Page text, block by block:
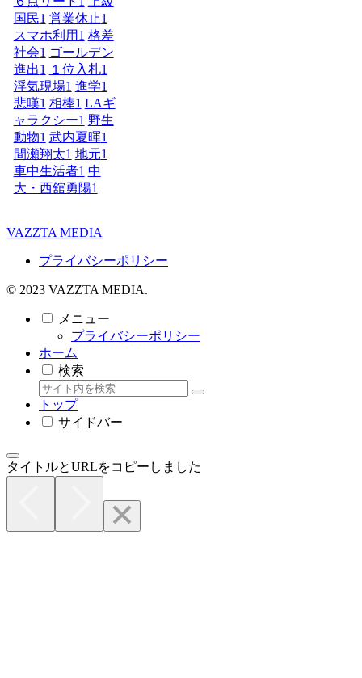
国民1 営業休止1
スマホ利用 1 格差
社会1 ゴールデン
進出1 １位入札1
浮気現場1 進学1
悲嘆1 相棒1 LAギ
ャラクシー1 野生
動物1 武内夏暉1
間瀬翔太1 地元1
車中生活者1 中
大・西舘勇陽1
VAZZTA MEDIA
プライバシーポリシー
© 2023 VAZZTA MEDIA.
メニュー
プライバシーポリシー
ホーム
検索
トップ
サイドバー
タイトルとURLをコピーしました